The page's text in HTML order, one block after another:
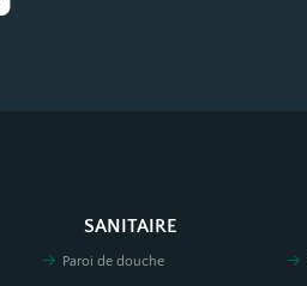
SANITAIRE
Paroi de douche